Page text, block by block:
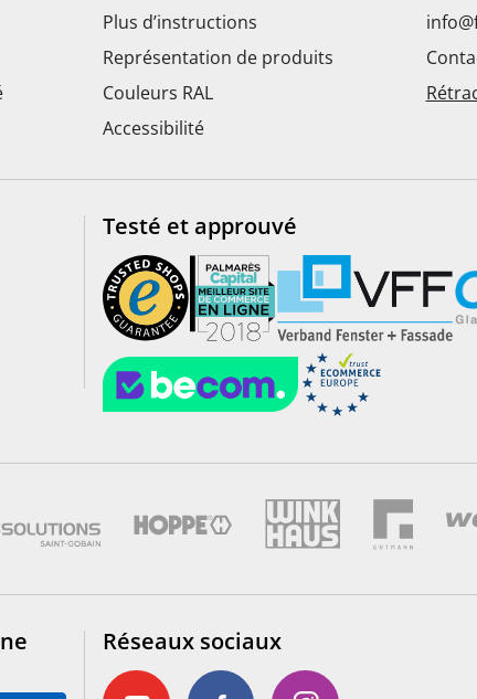
Plus d’instructions
Représentation de produits
Couleurs RAL
Accessibilité
Testé et approuvé
Réseaux sociaux